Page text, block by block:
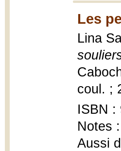
Les
Lina
coul. ;
ISBN :
Notes
Aussi